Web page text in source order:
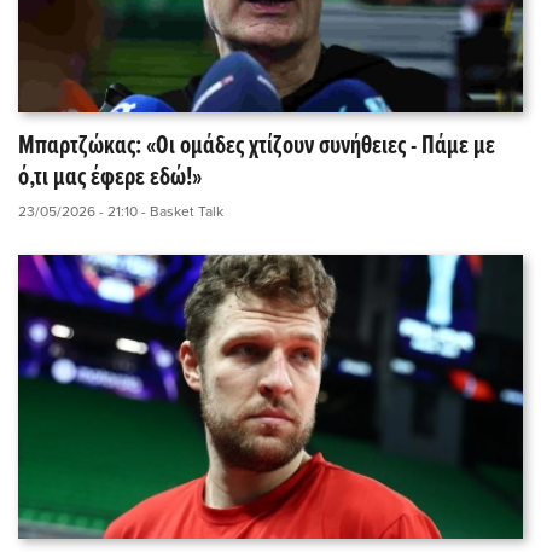
Μπαρτζώκας: «Οι ομάδες χτίζουν συνήθειες - Πάμε με
ό,τι μας έφερε εδώ!»
23/05/2026 - 21:10 - Basket Talk